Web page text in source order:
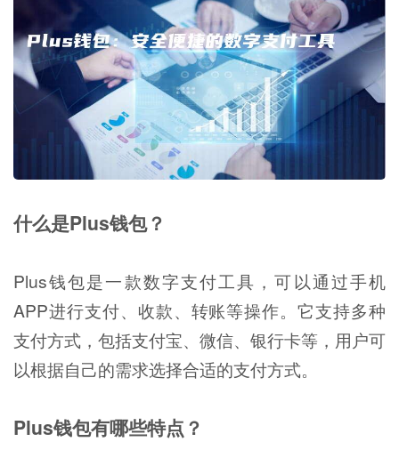
什么是Plus钱包？
Plus钱包是一款数字支付工具，可以通过手机
APP进行支付、收款、转账等操作。它支持多种
支付方式，包括支付宝、微信、银行卡等，用户可
以根据自己的需求选择合适的支付方式。
Plus钱包有哪些特点？